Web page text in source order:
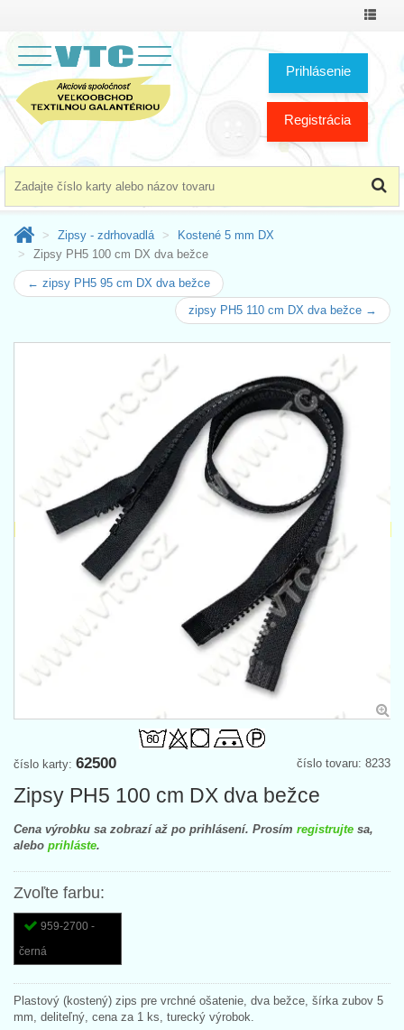
Prepnúť
Prihlásenie
Registrácia
Zipsy - zdrhovadlá
Kostené 5 mm DX
Zipsy PH5 100 cm DX dva bežce
← zipsy PH5 95 cm DX dva bežce
zipsy PH5 110 cm DX dva bežce →
číslo tovaru: 8233
číslo karty: 62500
Zipsy PH5 100 cm DX dva bežce
Cena výrobku sa zobrazí až po prihlásení. Prosím registrujte sa,
alebo prihláste.
Zvoľte farbu:
959-2700 -
černá
Plastový (kostený) zips pre vrchné ošatenie, dva bežce, šírka zubov 5
mm, deliteľný, cena za 1 ks, turecký výrobok.